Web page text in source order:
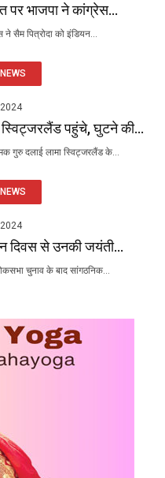
पर भाजपा ने कांग्रेस...
सैम पित्रोदा को इंडियन...
स्विट्जरलैंड पहुंचे, घुटने की...
गुरु दलाई लामा स्विट्जरलैंड के...
दिवस से उनकी जयंती...
चुनाव के बाद सांगठनिक...